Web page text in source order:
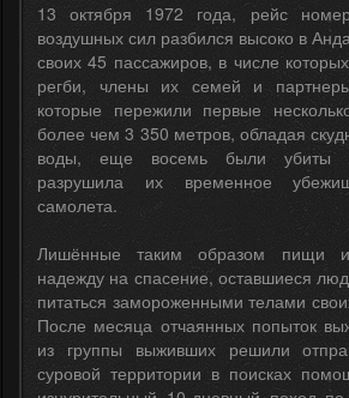
13 октября 1972 года, рейс
воздушных сил разбился высоко в
своих 45 пассажиров, в числе
регби, члены их семей и
которые пережили первые
более чем 3 350 метров, обладая
воды, еще восемь были убиты
разрушила их временное
самолета.
Лишённые таким образом пищи и
надежду на спасение, оставшиеся
питаться замороженными телами
После месяца отчаянных попыток
из группы выживших решили
суровой территории в поисках